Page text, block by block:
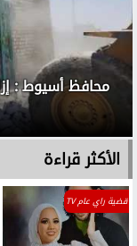
الأكثر قراءة
قضية راي عام TV